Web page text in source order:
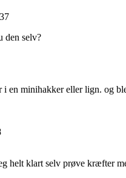
den selv?
en minihakker eller lign. og
helt klart selv prøve kræfter